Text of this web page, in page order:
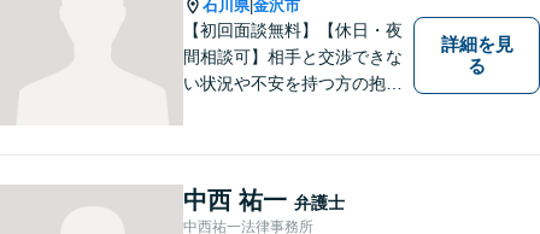
石川県|金沢市
【初回面談無料】【休日・夜
間相談可】相手と交渉できな
い状況や不安を持つ方の抱え
す。悩んでいる人は、一度弁
護士に話を聞いてもらうこと
でトラブル解決のきっかけを
詳細を見
る
中西 祐一 弁護士
中西祐一法律事務所